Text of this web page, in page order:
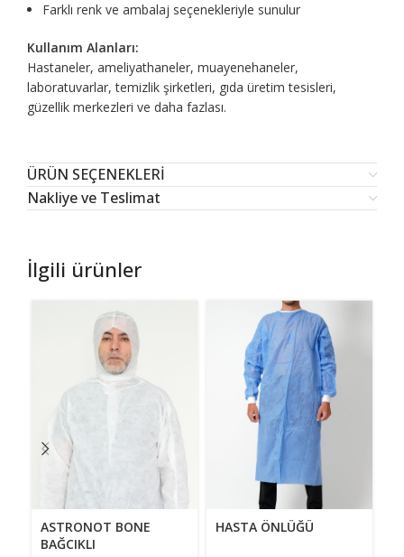
Farklı renk ve ambalaj seçenekleriyle sunulur
Kullanım Alanları:
Hastaneler, ameliyathaneler, muayenehaneler,
laboratuvarlar, temizlik şirketleri, gıda üretim tesisleri,
güzellik merkezleri ve daha fazlası.
ÜRÜN SEÇENEKLERİ
Nakliye ve Teslimat
İlgili ürünler
ASTRONOT BONE
BAĞCIKLI
HASTA ÖNLÜĞÜ